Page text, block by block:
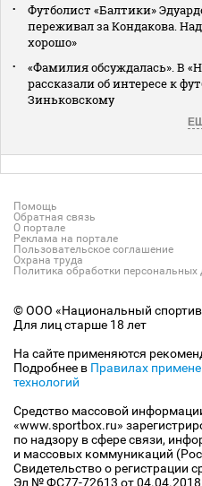
Футболист «Балтики»
переживал за Кондакова.
хорошо»
«Фамилия обсуждалась». В
рассказали об интересе к
Зиньковскому
Помощь
Обратная связь
О портале
Реклама на портале
Пользовательское соглашение
Охрана труда
Политика обработки персональных
© ООО «Национальный
Для лиц старше 18 лет
На сайте применяются
Подробнее в Правилах
технологий
Средство массовой
«www.sportbox.ru»
по надзору в сфере связи,
и массовых коммуникаций
Свидетельство о регистрации
Эл № ФС77-72613 от 04.04.2018